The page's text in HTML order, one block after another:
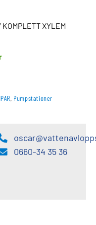
KOMPLETT XYLEM
, Pumpstationer
0660-34 35 36